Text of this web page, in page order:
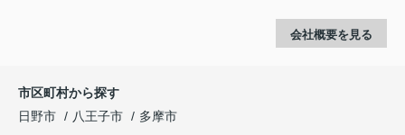
会社概要を見る
市区町村から探す
日野市
八王子市
多摩市